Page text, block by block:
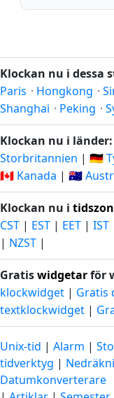
Klockan nu i dessa
Paris · Hongkong ·
Shanghai · Peking ·
Klockan nu i länder:
Storbritannien | 🇩🇪
🇨🇦 Kanada | 🇦🇺
Klockan nu i
CST | EST | EET | IST
| NZST |
Gratiswidgetarför
klockwidget | Gratis
textklockwidget |
Unix-tid | Alarm |
tidverktyg |
Datumkonverterare